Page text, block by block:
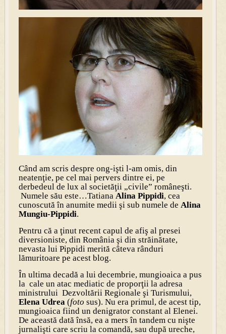
Când am scris despre ong-işti l-am omis, din
neatenţie, pe cel mai pervers dintre ei, pe
derbedeul de lux al societăţii „civile” româneşti.
Numele său este…Tatiana Alina Pippidi, cea
cunoscută în anumite medii şi sub numele de Alina
Mungiu-Pippidi.
Pentru că a ţinut recent capul de afiş al presei
diversioniste, din România şi din străinătate,
nevasta lui Pippidi merită câteva rânduri
lămuritoare pe acest blog.
În ultima decadă a lui decembrie, mungioaica a pus
la cale un atac mediatic de proporţii la adresa
ministrului Dezvoltării Regionale şi Turismului,
Elena Udrea (foto sus). Nu era primul, de acest tip,
mungioaica fiind un denigrator constant al Elenei.
De această dată însă, ea a mers în tandem cu nişte
jurnalişti care scriu la comandă, sau după ureche,